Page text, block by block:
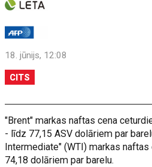
18. jūnijs, 12:08
CITS
"Brent" markas naftas cena
- līdz 77,15 ASV dolāriem par
Intermediate" (WTI) markas
74,18 dolāriem par barelu.